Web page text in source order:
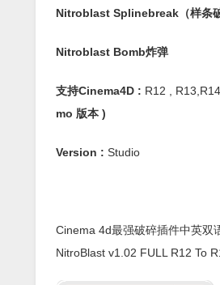
Nitroblast Splinebreak（样条破
Nitroblast Bomb炸弹
支持Cinema4D : R12 ,
mo 版本 )
Version : Studio
Cinema 4d最强破碎插件中英双
NitroBlast v1.02 FULL R12 To